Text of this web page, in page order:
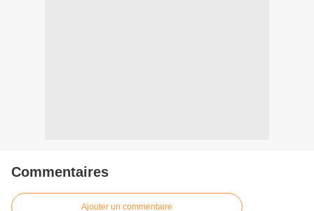
Commentaires
Ajouter un commentaire